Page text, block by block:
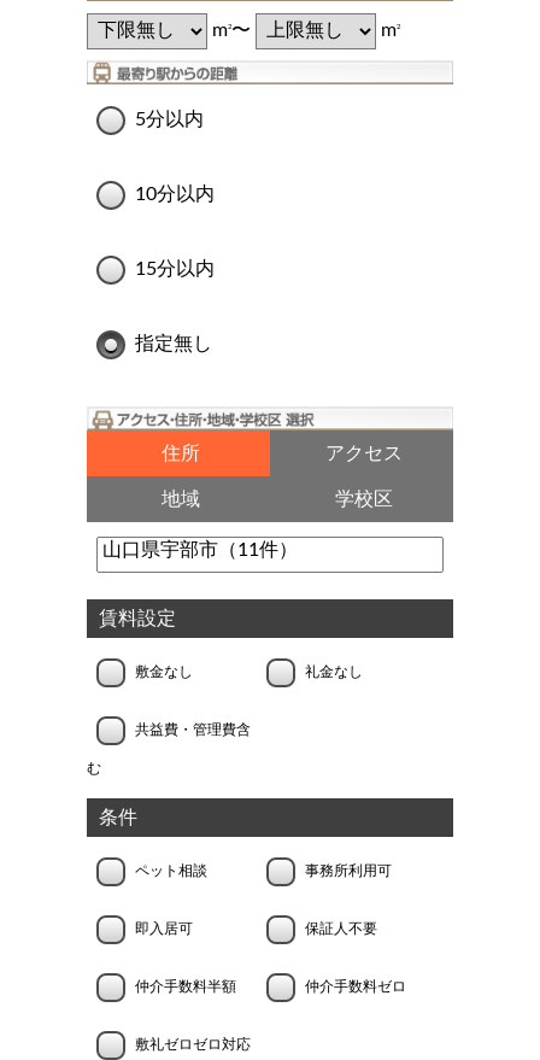
m2〜 m2
5分以内
10分以内
15分以内
指定無し
住所 アクセス
地域 学校区
賃料設定
敷金なし 礼金なし
共益費・管理費含
む
条件
ペット相談 事務所利用可
即入居可 保証人不要
仲介手数料半額 仲介手数料ゼロ
敷礼ゼロゼロ対応